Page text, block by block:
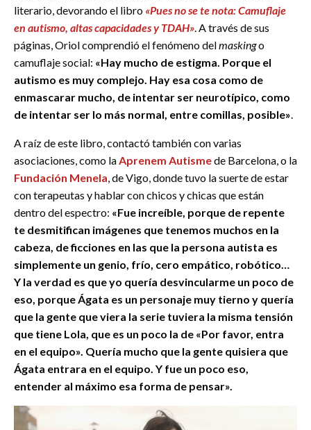
literario, devorando el libro «Pues no se te nota: Camuflaje
en autismo, altas capacidades y TDAH». A través de sus
páginas, Oriol comprendió el fenómeno delmaskingo
camuflaje social: «Hay mucho de estigma. Porque el
autismo es muy complejo. Hay esa cosa como de
enmascarar mucho, de intentar ser neurotípico, como
de intentar ser lo más normal, entre comillas, posible».
A raíz de este libro, contactó también con varias
asociaciones, como laAprenem Autismede Barcelona, o la
Fundación Menela, de Vigo, donde tuvo la suerte de estar
con terapeutas y hablar con chicos y chicas que están
dentro del espectro: «Fue increíble, porque de repente
te desmitifican imágenes que tenemos muchos en la
cabeza, de ficciones en las que la persona autista es
simplemente un genio, frío, cero empático, robótico…
Y la verdad es que yo quería desvincularme un poco de
eso, porque Ágata es un personaje muy tierno y quería
que la gente que viera la serie tuviera la misma tensión
que tiene Lola, que es un poco la de «Por favor, entra
en el equipo». Quería mucho que la gente quisiera que
Ágata entrara en el equipo. Y fue un poco eso,
entender al máximo esa forma de pensar».